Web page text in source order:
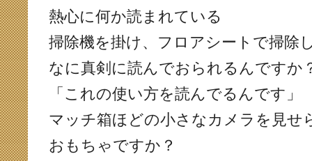
熱心に何か読まれている
掃除機を掛け、フロアシートで掃除
なに真剣に読んでおられるんですか
「これの使い方を読んでるんです」
マッチ箱ほどの小さなカメラを見せ
おもちゃですか？